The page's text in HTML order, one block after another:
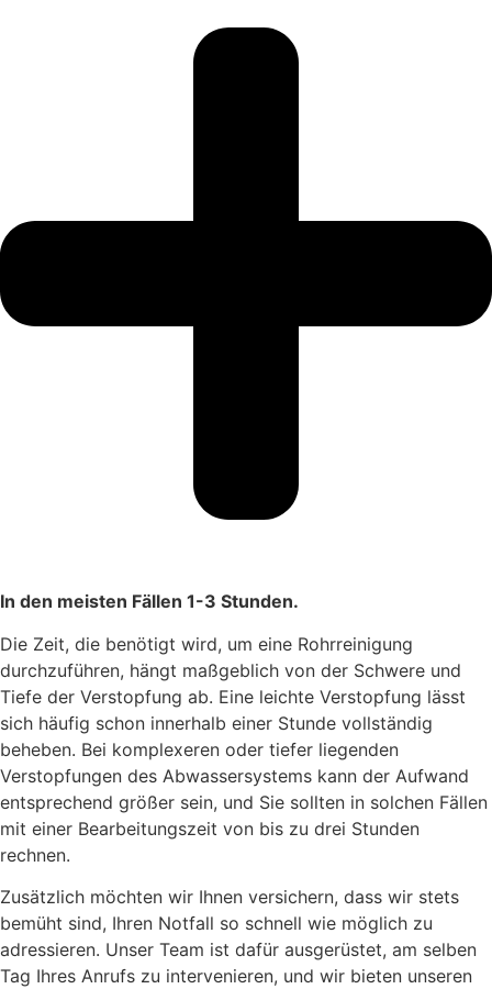
In den meisten Fällen 1-3 Stunden.
Die Zeit, die benötigt wird, um eine Rohrreinigung
durchzuführen, hängt maßgeblich von der Schwere und
Tiefe der Verstopfung ab. Eine leichte Verstopfung lässt
sich häufig schon innerhalb einer Stunde vollständig
beheben. Bei komplexeren oder tiefer liegenden
Verstopfungen des Abwassersystems kann der Aufwand
entsprechend größer sein, und Sie sollten in solchen Fällen
mit einer Bearbeitungszeit von bis zu drei Stunden
rechnen.
Zusätzlich möchten wir Ihnen versichern, dass wir stets
bemüht sind, Ihren Notfall so schnell wie möglich zu
adressieren. Unser Team ist dafür ausgerüstet, am selben
Tag Ihres Anrufs zu intervenieren, und wir bieten unseren